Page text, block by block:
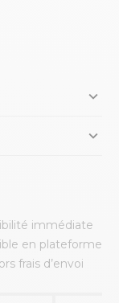
immédiate
en plateforme
frais d’envoi